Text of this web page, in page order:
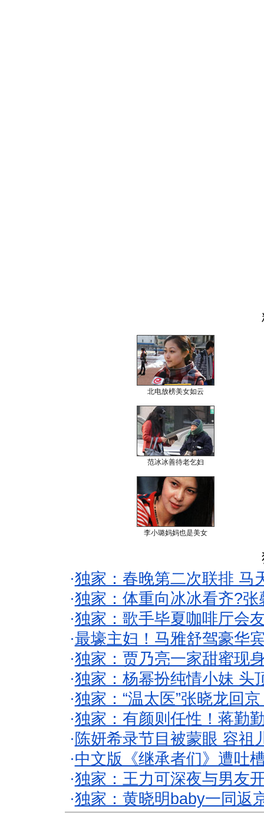
北电放榜美女如云
范冰冰善待老乞妇
李小璐妈妈也是美女
·独家：春晚第二次联排 马
·独家：体重向冰冰看齐?
·独家：歌手毕夏咖啡厅会
·最壕主妇！马雅舒驾豪华
·独家：贾乃亮一家甜蜜现
·独家：杨幂扮纯情小妹 头
·独家：“温太医”张晓龙回
·独家：有颜则任性！蒋勤
· 陈妍希录节目被蒙眼 容祖
·中文版《继承者们》遭吐
·独家：王力可深夜与男友
·独家：黄晓明baby一同返